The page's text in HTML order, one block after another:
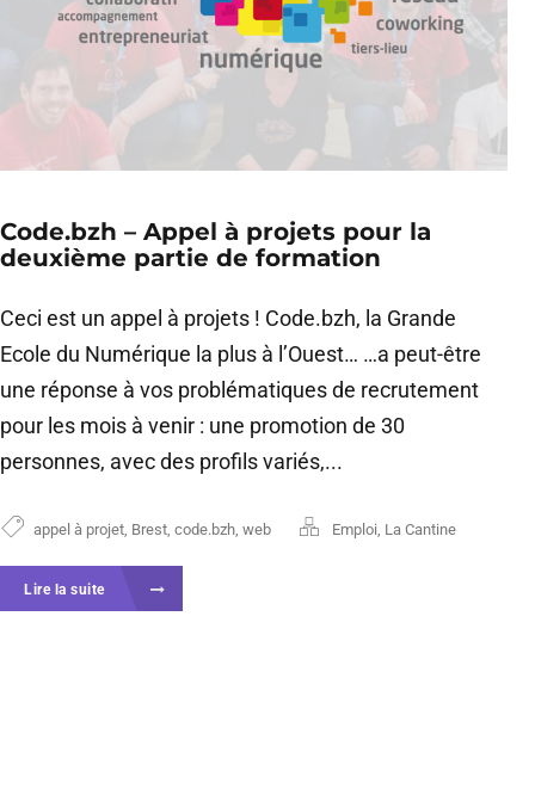
Code.bzh – Appel à projets pour la
deuxième partie de formation
Ceci est un appel à projets ! Code.bzh, la Grande
Ecole du Numérique la plus à l’Ouest… …a peut-être
une réponse à vos problématiques de recrutement
pour les mois à venir : une promotion de 30
personnes, avec des profils variés,...
appel à projet Brest code.bzh web Emploi La Cantine
Lire la suite